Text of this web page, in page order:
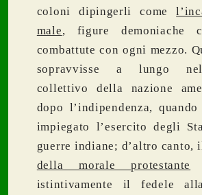
coloni dipingerli come
male, figure demoniache
combattute con ogni mezzo.
sopravvisse a lungo
collettivo della nazione
dopo l’indipendenza,
impiegato l’esercito degli
guerre indiane; d’altro canto,
della morale protestante
istintivamente il fedele